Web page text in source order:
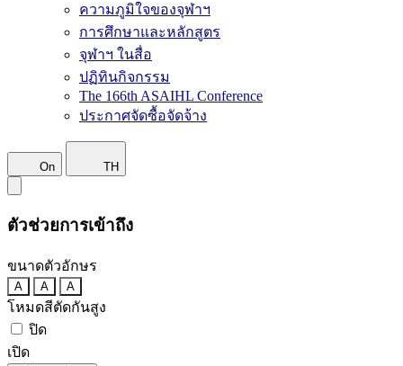
ความภูมิใจของจุฬาฯ
การศึกษาและหลักสูตร
จุฬาฯ ในสื่อ
ปฏิทินกิจกรรม
The 166th ASAIHL Conference
ประกาศจัดซื้อจัดจ้าง
On TH
ตัวช่วยการเข้าถึง
ขนาดตัวอักษร
A A A
โหมดสีตัดกันสูง
ปิด
เปิด